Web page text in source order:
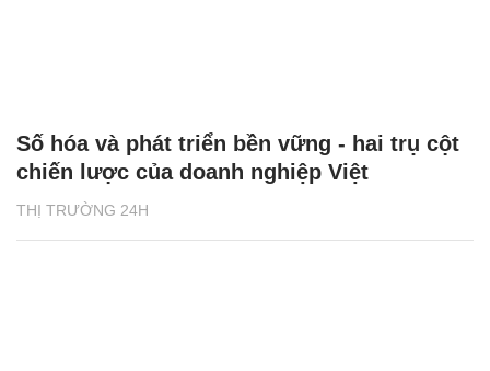
THỊ TRƯỜNG 24H
Số hóa và phát triển bền vững - hai trụ cột
chiến lược của doanh nghiệp Việt